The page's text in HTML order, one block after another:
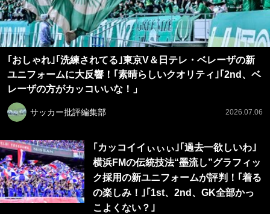
｢おしゃれ｣｢洗練されてる｣東京V＆日テレ・ベレーザの新
ユニフォームに大反響！｢素晴らしいクオリティ｣｢2nd、ベ
レーザの方がカッコいいな！」
サッカー批評編集部 2026.07.06
｢カッコイイぃぃぃ｣｢過去一欲しいわ｣
横浜FMの伝統技法“墨流し”グラフィッ
ク採用の新ユニフォームが評判！｢着る
の楽しみ！｣｢1st、2nd、GK全部かっ
こよくない？｣